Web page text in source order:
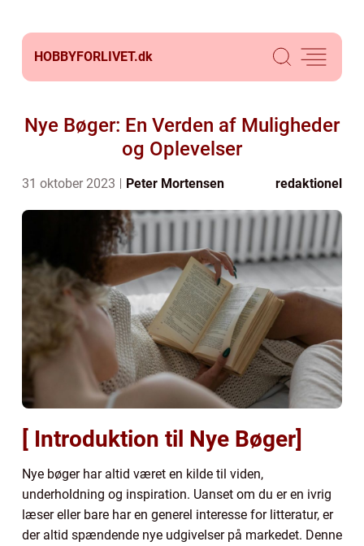
HOBBYFORLIVET.dk
Nye Bøger: En Verden af Muligheder
og Oplevelser
31 oktober 2023 Peter Mortensen redaktionel
[ Introduktion til Nye Bøger]
Nye bøger har altid været en kilde til viden,
underholdning og inspiration. Uanset om du er en ivrig
læser eller bare har en generel interesse for litteratur, er
der altid spændende nye udgivelser på markedet. Denne